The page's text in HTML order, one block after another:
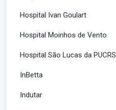
Hospital Ivan Goulart
Hospital Moinhos de Vento
Hospital São Lucas da PUCRS
InBetta
Indutar